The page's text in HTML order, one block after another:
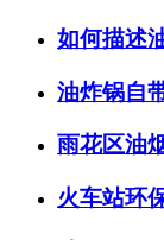
如何描述
油炸锅自
雨花区油
火车站环